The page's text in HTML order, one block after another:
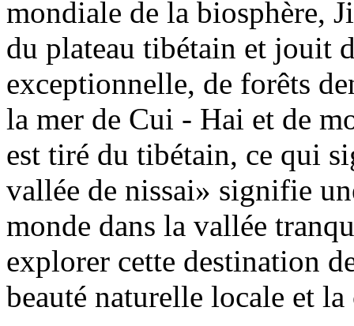
mondiale de la biosphère,
du plateau tibétain et jouit
exceptionnelle, de forêts
la mer de Cui - Hai et de
est tiré du tibétain, ce qui
vallée de nissai» signifie
monde dans la vallée
explorer cette destination
beauté naturelle locale et